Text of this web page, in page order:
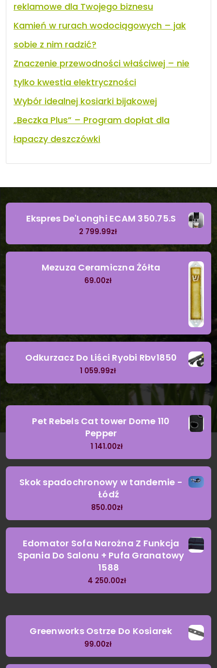
reklamowe dla Twojego biznesu
Kamień w rurach wodociągowych – jak
sobie z nim radzić?
Znaczenie przewodności właściwej – nie
tylko kwestia elektryczności
Wybór idealnej kosiarki bijakowej
„Beczka Plus” – Program dopłat dla
łapaczy deszczówki
Ekspres De'Longhi ECAM 350.75.S
2 799.99zł
Mezuza Ceramiczna Żółta
69.00zł
Odkurzacz Do Liści Ryobi Rbv1850
1 059.99zł
Pet Rebels Cat tower Dome 110
Pepper
1 141.00zł
Skok spadochronowy w tandemie -
Łódź
850.00zł
Edomator Sofa Narożna Z Funkcja
Spania Do Salonu + Pufa Granatowy
1588
4 250.00zł
Greenworks Ostrze Do Kosiarek
99.00zł